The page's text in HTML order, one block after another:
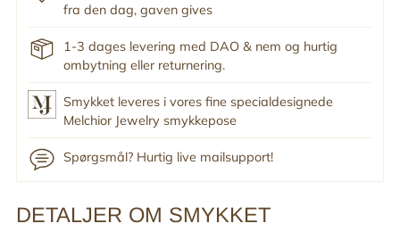
fra den dag, gaven gives
1-3 dages levering med DAO & nem og hurtig
ombytning eller returnering.
Smykket leveres i vores fine specialdesignede
Melchior Jewelry smykkepose
Spørgsmål? Hurtig live mailsupport!
Tilføj
DETALJER OM SMYKKET